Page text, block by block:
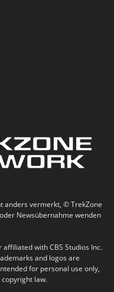
anders vermerkt, © TrekZone
Newsübernahme wenden
with CBS Studios Inc.
and logos are
for personal use only,
copyright law.